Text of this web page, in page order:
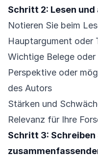
Schritt 2: Lesen
Notieren Sie beim
Hauptargument oder
Wichtige Belege oder
Perspektive oder
des Autors
Stärken und
Relevanz für Ihre
Schritt 3: Schreiben